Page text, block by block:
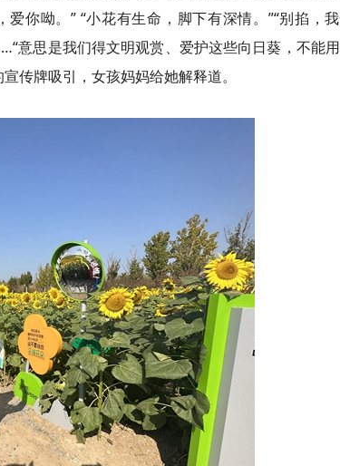
你呦。” “小花有生命，脚下有深情。”“别掐，
意思是我们得文明观赏、爱护这些向日葵，不能
传牌吸引，女孩妈妈给她解释道。